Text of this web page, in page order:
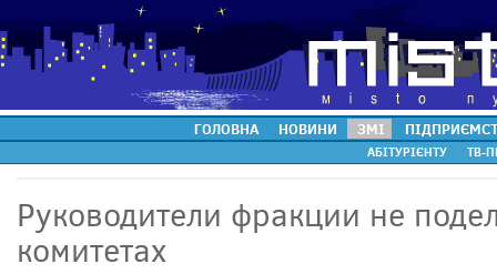
ГОЛОВНА НОВИНИ ЗМІ
АБІТУРІЄНТУ ТВ-
Руководители фракции не
комитетах